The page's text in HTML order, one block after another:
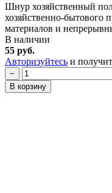
Шнур хозяйственный
хозяйственно-бытового
материалов и
В наличии
55 руб.
Авторизуйтесь и
−
В корзину